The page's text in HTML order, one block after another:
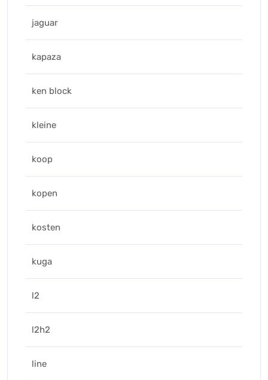
jaguar
kapaza
ken block
kleine
koop
kopen
kosten
kuga
l2
l2h2
line